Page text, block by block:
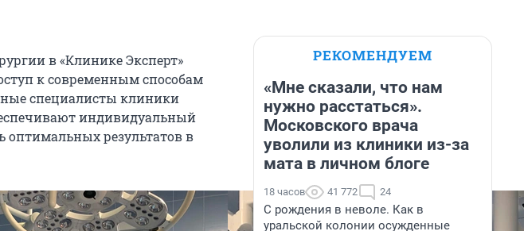
в «Клинике Эксперт»
к современным способам
специалисты клиники
индивидуальный
оптимальных результатов в
РЕКОМЕНДУЕМ
«Мне сказали, что нам
нужно расстаться».
Московского врача
уволили из клиники из-за
мата в личном блоге
18 часов 41 772 24
С рождения в неволе. Как в
уральской колонии осужденные